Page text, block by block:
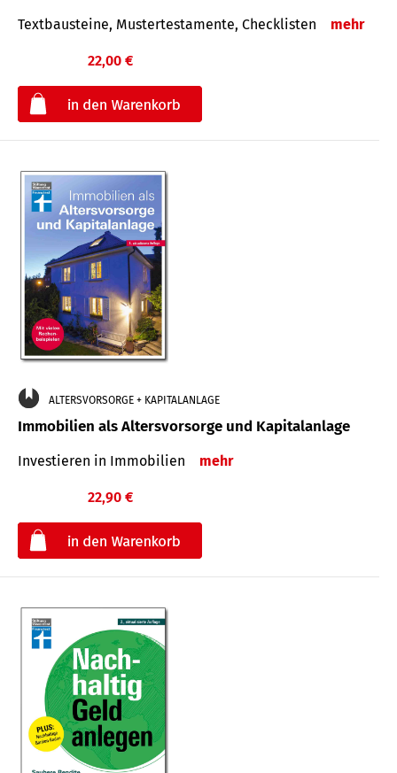
Textbausteine, Mustertestamente, Checklisten mehr
22,00 €
ALTERSVORSORGE + KAPITALANLAGE
Immobilien als Altersvorsorge und Kapitalanlage
Investieren in Immobilien mehr
22,90 €